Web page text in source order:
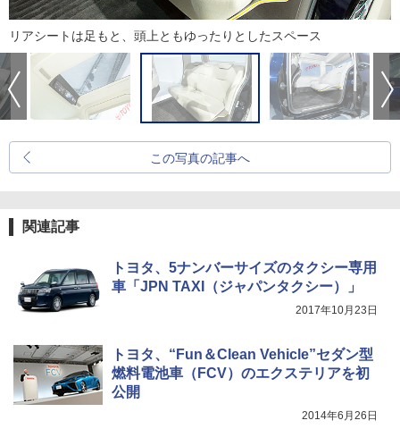
リアシートは足もと、頭上ともゆったりとしたスペース
この写真の記事へ
関連記事
トヨタ、5ナンバーサイズのタクシー専用
車「JPN TAXI（ジャパンタクシー）」
2017年10月23日
トヨタ、“Fun＆Clean Vehicle”セダン型
燃料電池車（FCV）のエクステリアを初
公開
2014年6月26日